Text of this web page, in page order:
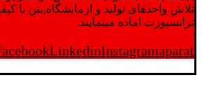
تلاش واحدهای تولید و ازمایشگاه,بتن با
ترانسپورت اماده مینمایند.
LinkedinInstagramaparat